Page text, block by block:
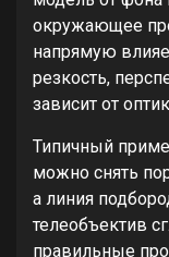
окружающее
напрямую
резкость,
зависит от
Типичный
можно снять
а линия
телеобъектив
правильные